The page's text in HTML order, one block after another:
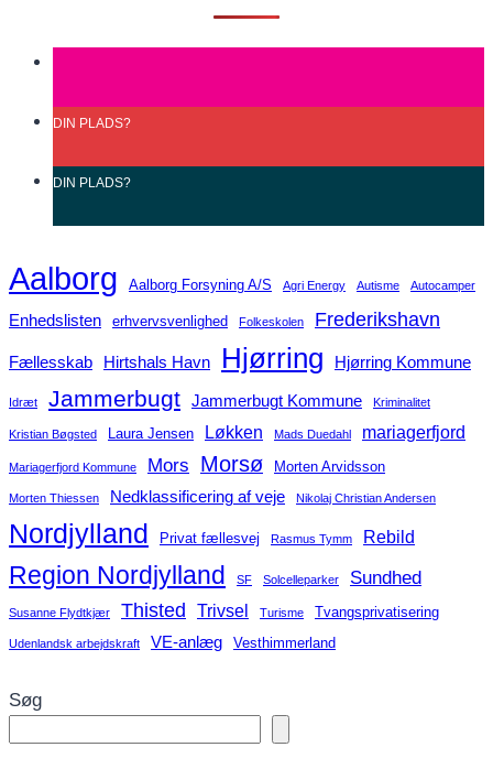
DIN PLADS?
DIN PLADS?
Aalborg Aalborg Forsyning A/S Agri Energy Autisme Autocamper
Enhedslisten erhvervsvenlighed Folkeskolen Frederikshavn
Fællesskab Hirtshals Havn Hjørring Hjørring Kommune
Idræt Jammerbugt Jammerbugt Kommune Kriminalitet
Kristian Bøgsted Laura Jensen Løkken Mads Duedahl mariagerfjord
Mariagerfjord Kommune Mors Morsø Morten Arvidsson
Morten Thiessen Nedklassificering af veje Nikolaj Christian Andersen
Nordjylland Privat fællesvej Rasmus Tymm Rebild
Region Nordjylland SF Solcelleparker Sundhed
Susanne Flydtkjær Thisted Trivsel Turisme Tvangsprivatisering
Udenlandsk arbejdskraft VE-anlæg Vesthimmerland
Søg